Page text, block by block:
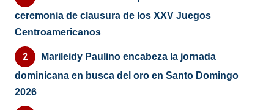
ceremonia de clausura de los XXV Juegos
Centroamericanos
Marileidy Paulino encabeza la jornada
dominicana en busca del oro en Santo Domingo
2026